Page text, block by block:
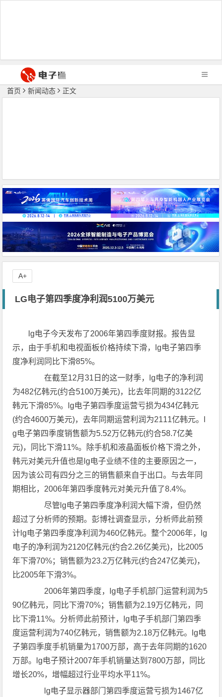
首页 新闻动态 正文
LG电子第四季度净利润5100万美元
lg电子今天发布了2006年第四季度财报。报告显
示，由于手机和电视面板价格持续下滑，lg电子第四季
度净利润同比下滑85%。
在截至12月31日的这一财季，lg电子的净利润
为482亿韩元(约合5100万美元)，比去年同期的3122亿
韩元下滑85%。lg电子第四季度运营亏损为434亿韩元
(约合4600万美元)，去年同期运营利润为2111亿韩元。l
g电子第四季度销售额为5.52万亿韩元(约合58.7亿美
元)，同比下滑11%。除手机和液晶面板价格下滑之外，
韩元对美元升值也是lg电子业绩不佳的主要原因之一，
因为该公司有四分之三的销售额来自于出口。与去年同
期相比，2006年第四季度韩元对美元升值了8.4%。
尽管lg电子第四季度净利润大幅下滑，但仍然
超过了分析师的预期。彭博社调查显示，分析师此前预
计lg电子第四季度净利润为460亿韩元。整个2006年，lg
电子的净利润为2120亿韩元(约合2.26亿美元)，比2005
年下滑70%；销售额为23.2万亿韩元(约合247亿美元)，
比2005年下滑3%。
2006年第四季度，lg电子手机部门运营利润为5
90亿韩元，同比下滑70%；销售额为2.19万亿韩元，同
比下滑11%。分析师此前预计，lg电子手机部门第四季
度运营利润为740亿韩元，销售额为2.18万亿韩元。lg电
子第四季度手机销量为1700万部，高于去年同期的1620
万部。lg电子预计2007年手机销量达到7800万部，同比
增长20%，增幅超过行业平均水平11%。
lg电子显示器部门第四季度运营亏损为1467亿
A+